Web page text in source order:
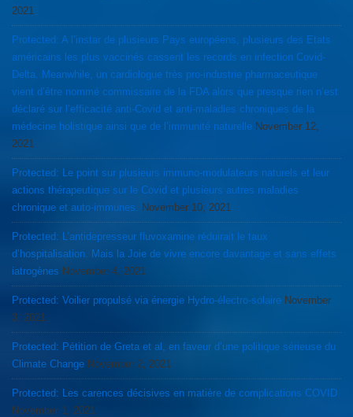
2021
Protected: A l’instar de plusieurs Pays européens, plusieurs des Etats
américains les plus vaccinés cassent les records en infection Covid-
Delta. Meanwhile, un cardiologue très pro-industrie pharmaceutique
vient d’être nommé commissaire de la FDA alors que presque rien n’est
déclaré sur l’efficacité anti-Covid et anti-maladies chroniques de la
médecine holistique ainsi que de l’immunité naturelle November 12,
2021
Protected: Le point sur plusieurs immuno-modulateurs naturels et leur
actions thérapeutique sur le Covid et plusieurs autres maladies
chronique et auto-immunes.
November 10, 2021
Protected: L’antidepresseur fluvoxamine réduirait le taux
d’hospitalisation. Mais la Joie de vivre encore davantage et sans effets
iatrogènes November 4, 2021
Protected: Voilier propulsé via énergie Hydro-électro-solaire November
3, 2021
Protected: Pétition de Greta et al, en faveur d’une politique sérieuse du
Climate Change November 2, 2021
Protected: Les carences décisives en matière de complications COVID
November 1, 2021